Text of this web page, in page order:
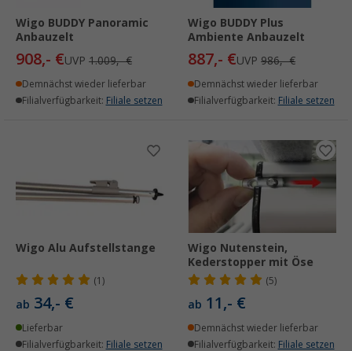
Wigo BUDDY Panoramic
Anbauzelt
908,- €UVP 1.009,- €
Demnächst wieder lieferbar
Filialverfügbarkeit: Filiale setzen
Wigo BUDDY Plus
Ambiente Anbauzelt
887,- €UVP 986,- €
Demnächst wieder lieferbar
Filialverfügbarkeit: Filiale setzen
Wigo Alu Aufstellstange
(1)
ab 34,- €
Lieferbar
Filialverfügbarkeit: Filiale setzen
Wigo Nutenstein,
Kederstopper mit Öse
(5)
ab 11,- €
Demnächst wieder lieferbar
Filialverfügbarkeit: Filiale setzen